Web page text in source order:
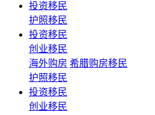
投资移民
护照移民
投资移民
创业移民
海外购房 希腊购房移民
护照移民
投资移民
创业移民